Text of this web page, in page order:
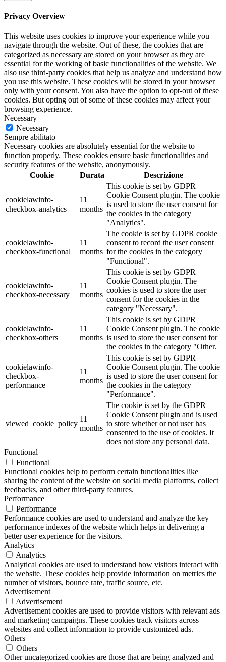
Privacy Overview
This website uses cookies to improve your experience while you
navigate through the website. Out of these, the cookies that are
categorized as necessary are stored on your browser as they are
essential for the working of basic functionalities of the website. We
also use third-party cookies that help us analyze and understand how
you use this website. These cookies will be stored in your browser
only with your consent. You also have the option to opt-out of these
cookies. But opting out of some of these cookies may affect your
browsing experience.
Necessary
Necessary
Sempre abilitato
Necessary cookies are absolutely essential for the website to
function properly. These cookies ensure basic functionalities and
security features of the website, anonymously.
Cookie
Durata Descrizione
cookielawinfo-
checkbox-analytics
11
months
This cookie is set by GDPR
Cookie Consent plugin. The cookie
is used to store the user consent for
the cookies in the category
"Analytics".
cookielawinfo-
checkbox-functional
11
months
The cookie is set by GDPR cookie
consent to record the user consent
for the cookies in the category
"Functional".
cookielawinfo-
checkbox-necessary
11
months
This cookie is set by GDPR
Cookie Consent plugin. The
cookies is used to store the user
consent for the cookies in the
category "Necessary".
cookielawinfo-
checkbox-others
11
months
This cookie is set by GDPR
Cookie Consent plugin. The cookie
is used to store the user consent for
the cookies in the category "Other.
cookielawinfo-
checkbox-
performance
11
months
This cookie is set by GDPR
Cookie Consent plugin. The cookie
is used to store the user consent for
the cookies in the category
"Performance".
viewed_cookie_policy
11
months
The cookie is set by the GDPR
Cookie Consent plugin and is used
to store whether or not user has
consented to the use of cookies. It
does not store any personal data.
Functional
Functional
Functional cookies help to perform certain functionalities like
sharing the content of the website on social media platforms, collect
feedbacks, and other third-party features.
Performance
Performance
Performance cookies are used to understand and analyze the key
performance indexes of the website which helps in delivering a
better user experience for the visitors.
Analytics
Analytics
Analytical cookies are used to understand how visitors interact with
the website. These cookies help provide information on metrics the
number of visitors, bounce rate, traffic source, etc.
Advertisement
Advertisement
Advertisement cookies are used to provide visitors with relevant ads
and marketing campaigns. These cookies track visitors across
websites and collect information to provide customized ads.
Others
Others
Other uncategorized cookies are those that are being analyzed and